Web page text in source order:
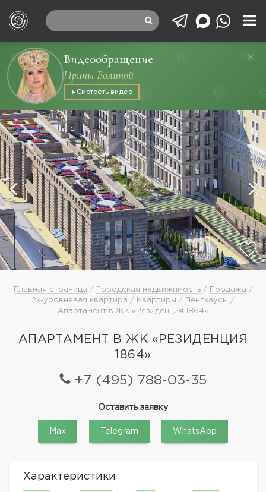
Видеообращение
Ирины Волиной
Смотреть видео
Главная страница / Городская недвижимость/ Продажа /
2х-уровневая квартира /
Квартиры / Пентхаусы /
Апартамент в ЖК «Резиденция 1864»
АПАРТАМЕНТ В ЖК «РЕЗИДЕНЦИЯ
1864»
+7 (495) 788-03-35
Оставить заявку
Max Telegram WhatsApp
Характеристики